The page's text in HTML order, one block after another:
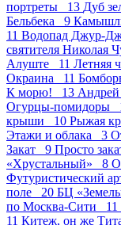
портреты 13 Дуб
Бельбека 9
11 Водопад Джур-
святителя Николая
Алуште 11 Летняя
Окраина 11
К морю! 13
Огурцы-помидоры
крыши 10 Рыжая
Этажи и облака 3
Закат 9 Просто
«Хрустальный» 8
Футуристический
поле 20 БЦ
по Москва-Сити 11
11 Китеж, он же